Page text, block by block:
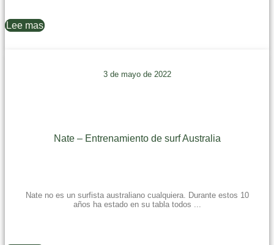
Lee mas
3 de mayo de 2022
Nate – Entrenamiento de surf Australia
Nate no es un surfista australiano cualquiera. Durante estos 10
años ha estado en su tabla todos ...